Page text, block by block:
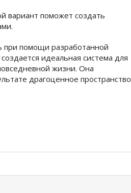
вариант поможет создать
при помощи разработанной
идеальная система для
жизни. Она
драгоценное пространство
только для интернет-